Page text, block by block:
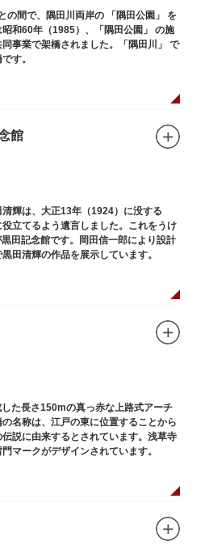
の間で、隅田川両岸の 「隅田公園」 を
和60年（1985）、「隅田公園」 の施
事業で架橋されました。「隅田川」 で
す。
館
輝は、大正13年（1924）に没する
立てるよう遺言しました。これをうけ
田記念館です。岡田信一郎により設計
田清輝の作品を展示しています。
た長さ150mの真っ赤な上路式アーチ
名称は、江戸の東に位置することから
伝説に由来するとされています。浅草寺
マークがデザインされています。